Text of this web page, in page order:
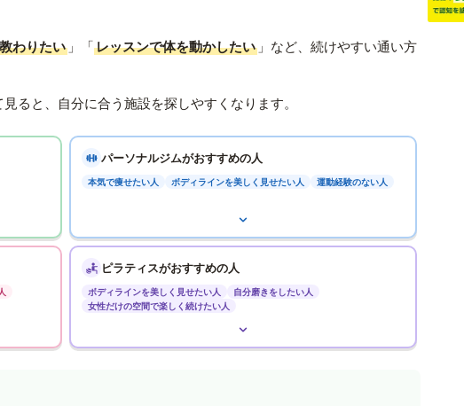
わりたい 」「レッスンで体を動かしたい 」など、続けやすい通い方
見ると、自分に合う施設を探しやすくなります。
パーソナルジムがおすすめの人
本気で痩せたい人 ボディラインを美しく見せたい人 運動経験のない人
ピラティスがおすすめの人
ボディラインを美しく見せたい人
自分磨きをしたい人
女性だけの空間で楽しく続けたい人